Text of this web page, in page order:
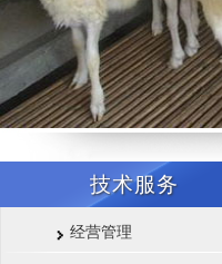
技术服务
经营管理